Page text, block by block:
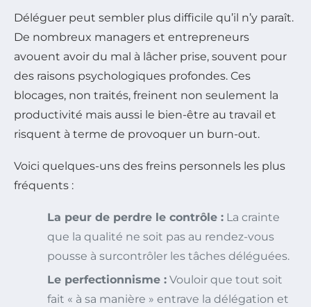
Déléguer peut sembler plus difficile qu’il n’y paraît.
De nombreux managers et entrepreneurs
avouent avoir du mal à lâcher prise, souvent pour
des raisons psychologiques profondes. Ces
blocages, non traités, freinent non seulement la
productivité mais aussi le bien-être au travail et
risquent à terme de provoquer un burn-out.
Voici quelques-uns des freins personnels les plus
fréquents :
La peur de perdre le contrôle : La crainte
que la qualité ne soit pas au rendez-vous
pousse à surcontrôler les tâches déléguées.
Le perfectionnisme : Vouloir que tout soit
fait « à sa manière » entrave la délégation et